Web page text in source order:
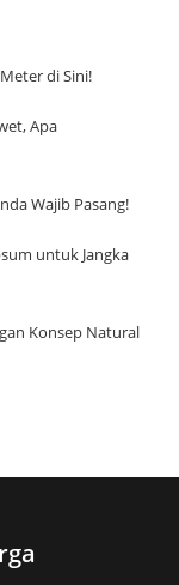
di Sini!
Apa
Wajib Pasang!
untuk Jangka
Konsep Natural